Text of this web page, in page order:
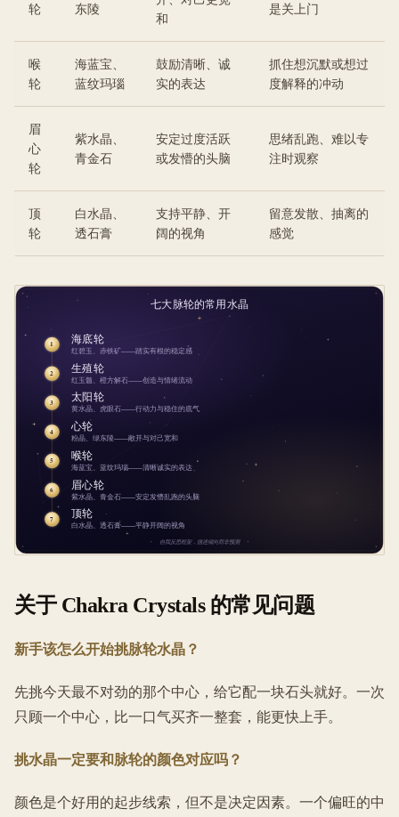
轮 东陵
和
是关上门
喉
轮
海蓝宝、
蓝纹玛瑙
鼓励清晰、诚
实的表达
抓住想沉默或想过
度解释的冲动
眉
心
轮
紫水晶、
青金石
安定过度活跃
或发懵的头脑
思绪乱跑、难以专
注时观察
顶
轮
白水晶、
透石膏
支持平静、开
阔的视角
留意发散、抽离的
感觉
关于 Chakra Crystals 的常见问题
新手该怎么开始挑脉轮水晶？
先挑今天最不对劲的那个中心，给它配一块石头就好。一次
只顾一个中心，比一口气买齐一整套，能更快上手。
挑水晶一定要和脉轮的颜色对应吗？
颜色是个好用的起步线索，但不是决定因素。一个偏旺的中